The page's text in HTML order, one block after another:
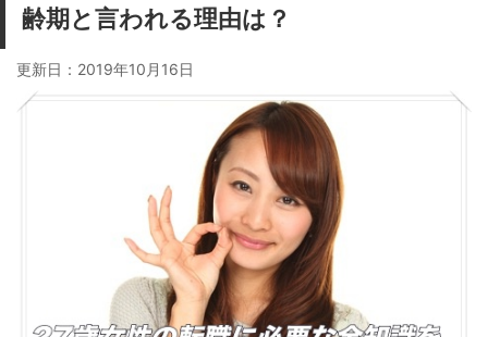
齢期と言われる理由は？
更新日： 2019年10月16日